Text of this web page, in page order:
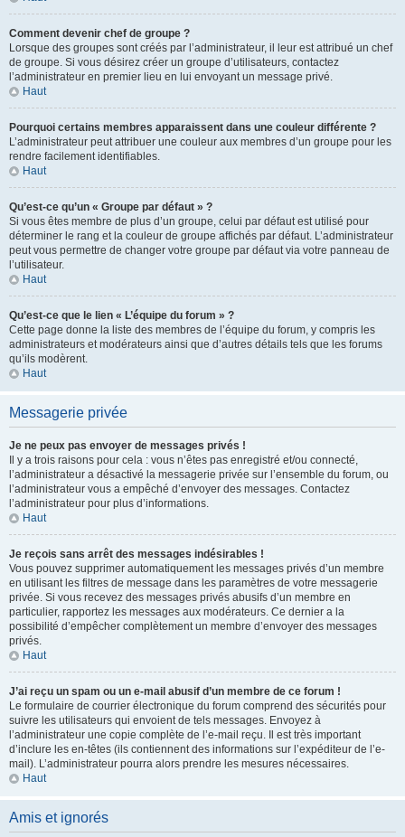
Comment devenir chef de groupe ?
Lorsque des groupes sont créés par l’administrateur, il leur est attribué un chef
de groupe. Si vous désirez créer un groupe d’utilisateurs, contactez
l’administrateur en premier lieu en lui envoyant un message privé.
Haut
Pourquoi certains membres apparaissent dans une couleur différente ?
L’administrateur peut attribuer une couleur aux membres d’un groupe pour les
rendre facilement identifiables.
Haut
Qu’est-ce qu’un « Groupe par défaut » ?
Si vous êtes membre de plus d’un groupe, celui par défaut est utilisé pour
déterminer le rang et la couleur de groupe affichés par défaut. L’administrateur
peut vous permettre de changer votre groupe par défaut via votre panneau de
l’utilisateur.
Haut
Qu’est-ce que le lien « L’équipe du forum » ?
Cette page donne la liste des membres de l’équipe du forum, y compris les
administrateurs et modérateurs ainsi que d’autres détails tels que les forums
qu’ils modèrent.
Haut
Messagerie privée
Je ne peux pas envoyer de messages privés !
Il y a trois raisons pour cela : vous n’êtes pas enregistré et/ou connecté,
l’administrateur a désactivé la messagerie privée sur l’ensemble du forum, ou
l’administrateur vous a empêché d’envoyer des messages. Contactez
l’administrateur pour plus d’informations.
Haut
Je reçois sans arrêt des messages indésirables !
Vous pouvez supprimer automatiquement les messages privés d’un membre
en utilisant les filtres de message dans les paramètres de votre messagerie
privée. Si vous recevez des messages privés abusifs d’un membre en
particulier, rapportez les messages aux modérateurs. Ce dernier a la
possibilité d’empêcher complètement un membre d’envoyer des messages
privés.
Haut
J’ai reçu un spam ou un e-mail abusif d’un membre de ce forum !
Le formulaire de courrier électronique du forum comprend des sécurités pour
suivre les utilisateurs qui envoient de tels messages. Envoyez à
l’administrateur une copie complète de l’e-mail reçu. Il est très important
d’inclure les en-têtes (ils contiennent des informations sur l’expéditeur de l’e-
mail). L’administrateur pourra alors prendre les mesures nécessaires.
Haut
Amis et ignorés